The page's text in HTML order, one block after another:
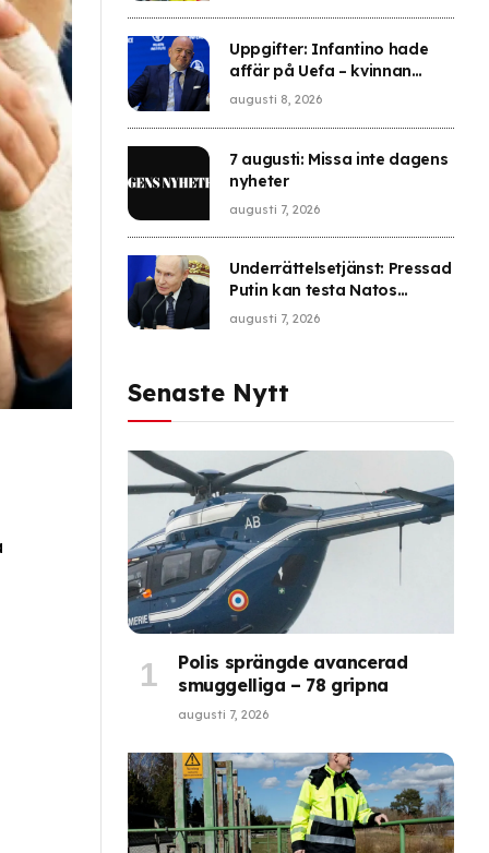
Uppgifter: Infantino hade
affär på Uefa – kvinnan
lämnade med pengar
augusti 8, 2026
7 augusti: Missa inte dagens
nyheter
augusti 7, 2026
Underrättelsetjänst: Pressad
Putin kan testa Natos
försvar
augusti 7, 2026
Senaste Nytt
Polis sprängde avancerad
smuggelliga – 78 gripna
augusti 7, 2026